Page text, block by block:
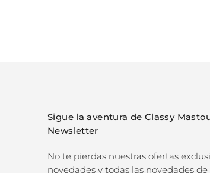
Sigue la aventura de Classy
Newsletter
No te pierdas nuestras ofertas
novedades y todas las novedades